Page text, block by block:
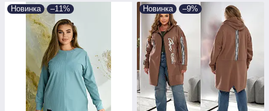
Новинка –11% Новинка –9%